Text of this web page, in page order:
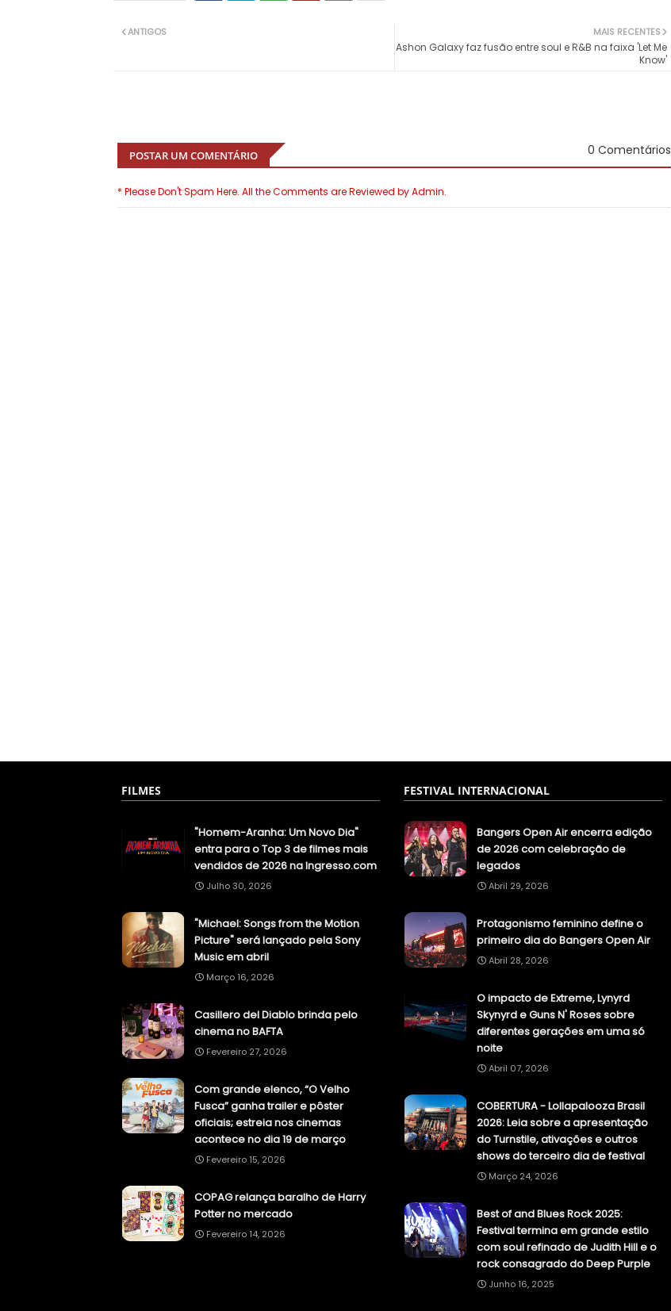
MAIS RECENTES
Ashon Galaxy faz fusão entre soul e R&B na faixa 'Let Me
Know'
ANTIGOS
POSTAR UM COMENTÁRIO 0 Comentários
* Please Don't Spam Here. All the Comments are Reviewed by Admin.
FILMES
"Homem-Aranha: Um Novo Dia"
entra para o Top 3 de filmes mais
vendidos de 2026 na Ingresso.com
Julho 30, 2026
"Michael: Songs from the Motion
Picture" será lançado pela Sony
Music em abril
Março 16, 2026
Casillero del Diablo brinda pelo
cinema no BAFTA
Fevereiro 27, 2026
Com grande elenco, “O Velho
Fusca” ganha trailer e pôster
oficiais; estreia nos cinemas
acontece no dia 19 de março
Fevereiro 15, 2026
COPAG relança baralho de Harry
Potter no mercado
Fevereiro 14, 2026
FESTIVAL INTERNACIONAL
Bangers Open Air encerra edição
de 2026 com celebração de
legados
Abril 29, 2026
Protagonismo feminino define o
primeiro dia do Bangers Open Air
Abril 28, 2026
O impacto de Extreme, Lynyrd
Skynyrd e Guns N' Roses sobre
diferentes gerações em uma só
noite
Abril 07, 2026
COBERTURA - Lollapalooza Brasil
2026: Leia sobre a apresentação
do Turnstile, ativações e outros
shows do terceiro dia de festival
Março 24, 2026
Best of and Blues Rock 2025:
Festival termina em grande estilo
com soul refinado de Judith Hill e o
rock consagrado do Deep Purple
Junho 16, 2025